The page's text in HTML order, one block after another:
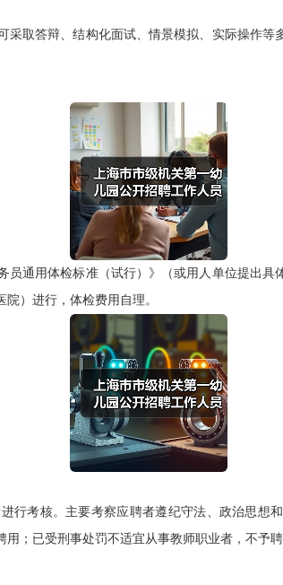
取答辩、结构化面试、情景模拟、实际操作等
通用体检标准（试行）》（或用人单位提出具
）进行，体检费用自理。
考核。主要考察应聘者遵纪守法、政治思想
；已受刑事处罚不适宜从事教师职业者，不予聘